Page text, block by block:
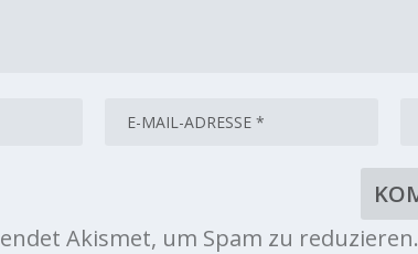
Akismet, um Spam zu reduzieren.